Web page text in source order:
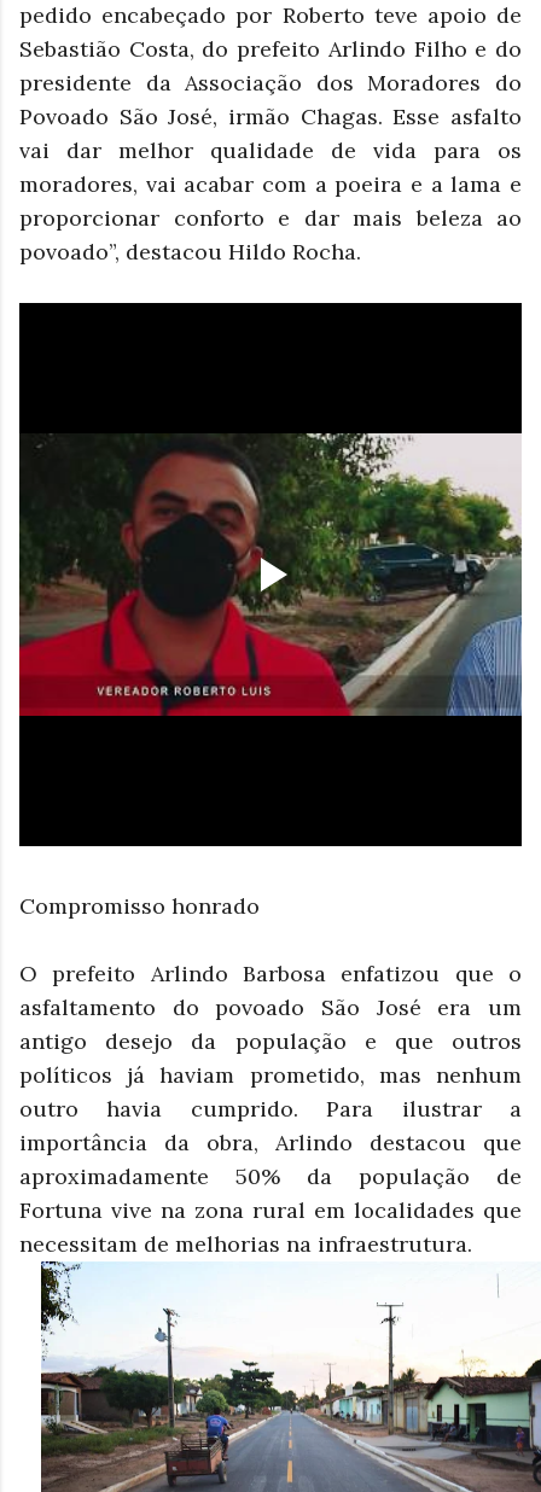
pedido encabeçado por Roberto teve apoio de
Sebastião Costa, do prefeito Arlindo Filho e do
presidente da Associação dos Moradores do
Povoado São José, irmão Chagas. Esse asfalto
vai dar melhor qualidade de vida para os
moradores, vai acabar com a poeira e a lama e
proporcionar conforto e dar mais beleza ao
povoado”, destacou Hildo Rocha.
Compromisso honrado
O prefeito Arlindo Barbosa enfatizou que o
asfaltamento do povoado São José era um
antigo desejo da população e que outros
políticos já haviam prometido, mas nenhum
outro havia cumprido. Para ilustrar a
importância da obra, Arlindo destacou que
aproximadamente 50% da população de
Fortuna vive na zona rural em localidades que
necessitam de melhorias na infraestrutura.